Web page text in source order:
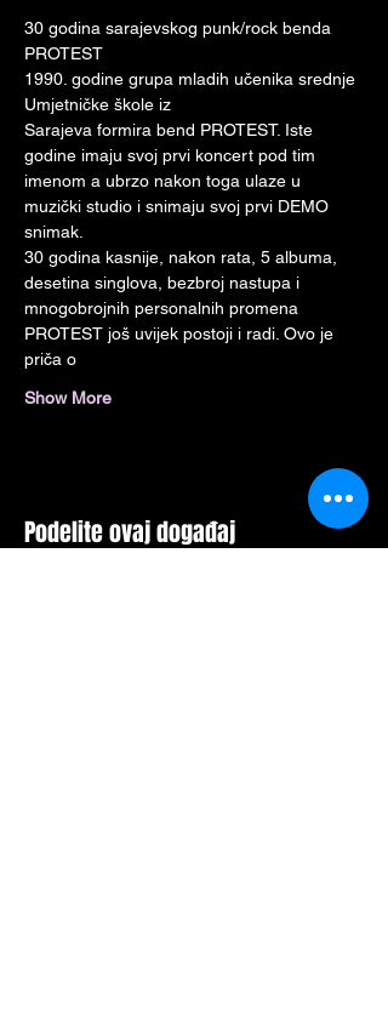
30 godina sarajevskog punk/rock benda
PROTEST
1990. godine grupa mladih učenika srednje
Umjetničke škole iz
Sarajeva formira bend PROTEST. Iste
godine imaju svoj prvi koncert pod tim
imenom a ubrzo nakon toga ulaze u
muzički studio i snimaju svoj prvi DEMO
snimak.
30 godina kasnije, nakon rata, 5 albuma,
desetina singlova, bezbroj nastupa i
mnogobrojnih personalnih promena
PROTEST još uvijek postoji i radi. Ovo je
priča o
Show More
Podelite ovaj događaj